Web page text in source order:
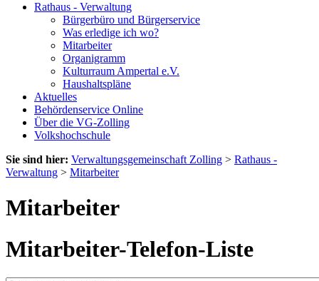
Rathaus - Verwaltung
Bürgerbüro und Bürgerservice
Was erledige ich wo?
Mitarbeiter
Organigramm
Kulturraum Ampertal e.V.
Haushaltspläne
Aktuelles
Behördenservice Online
Über die VG-Zolling
Volkshochschule
Sie sind hier: Verwaltungsgemeinschaft Zolling > Rathaus -
Verwaltung > Mitarbeiter
Mitarbeiter
Mitarbeiter-Telefon-Liste